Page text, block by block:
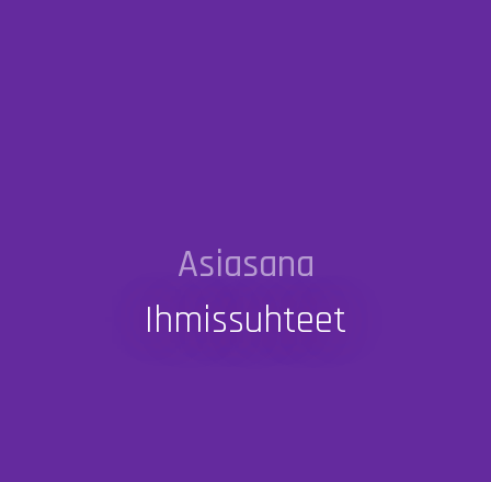
Asiasana
Ihmissuhteet